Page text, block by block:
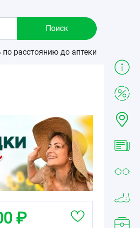
по расстоянию до аптеки
₽